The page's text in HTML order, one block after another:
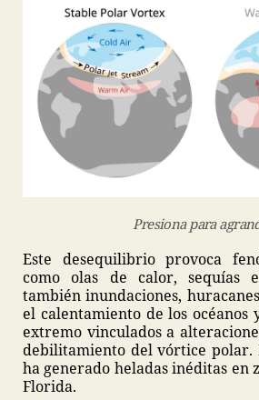
Presiona para
Este desequilibrio provoca
como olas de calor, sequías
también inundaciones,
el calentamiento de los océanos
extremo vinculados a
debilitamiento del vórtice polar.
ha generado heladas inéditas en
Florida.